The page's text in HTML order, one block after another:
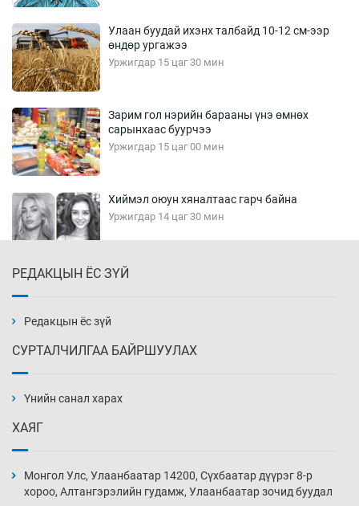
Улаан буудай ихэнх талбайд 10-12 см-ээр
өндөр ургажээ
Уржигдар 15 цаг 30 мин
Зарим гол нэрийн барааны үнэ өмнөх
сарынхаас буурчээ
Уржигдар 15 цаг 00 мин
Хиймэл оюун хяналтаас гарч байна
Уржигдар 14 цаг 30 мин
Уржигдар 14 цаг 00 мин
нэмэгджээ
Уржигдар 13 цаг 30 мин
РЕДАКЦЫН ЁС ЗҮЙ
Редакцын ёс зүй
СУРТАЛЧИЛГАА БАЙРШУУЛАХ
Үнийн санал харах
ХАЯГ
Монгол Улс, Улаанбаатар 14200, Сүхбаатар дүүрэг 8-р
хороо, Алтангэрэлийн гудамж, Улаанбаатар зочид буудал